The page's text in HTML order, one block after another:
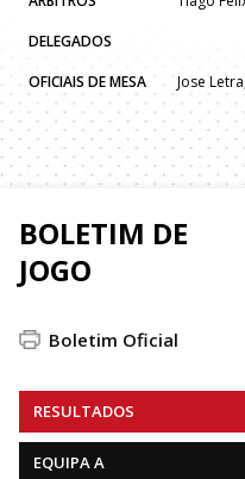
DELEGADOS
OFICIAIS DE MESA
Jose
BOLETIM DE
JOGO
Boletim Oficial
RESULTADOS
EQUIPA A